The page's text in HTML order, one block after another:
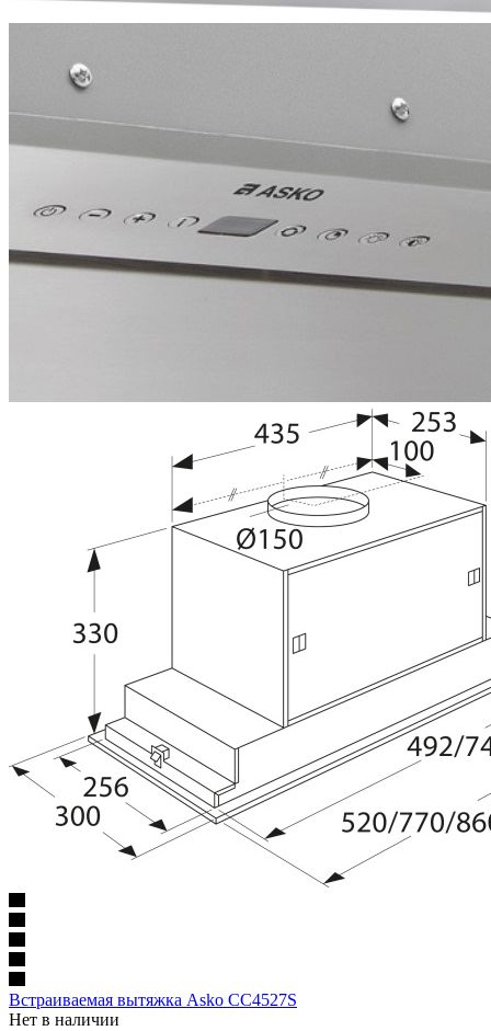
Встраиваемая вытяжка Asko CC4527S
Нет в наличии